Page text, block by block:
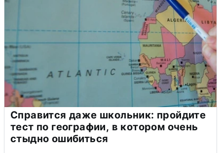
Справится даже школьник: пройдите
тест по географии, в котором очень
стыдно ошибиться